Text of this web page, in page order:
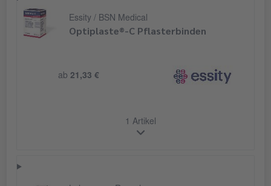
Essity / BSN Medical
Optiplaste®-C Pflasterbinden
ab 21,33 €
1 Artikel